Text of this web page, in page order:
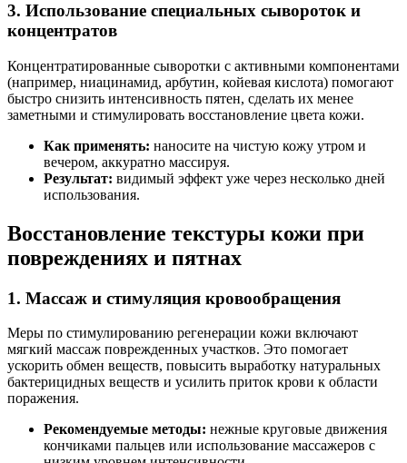
3. Использование специальных сывороток и
концентратов
Концентратированные сыворотки с активными компонентами
(например, ниацинамид, арбутин, койевая кислота) помогают
быстро снизить интенсивность пятен, сделать их менее
заметными и стимулировать восстановление цвета кожи.
Как применять: наносите на чистую кожу утром и
вечером, аккуратно массируя.
Результат: видимый эффект уже через несколько дней
использования.
Восстановление текстуры кожи при
повреждениях и пятнах
1. Массаж и стимуляция кровообращения
Меры по стимулированию регенерации кожи включают
мягкий массаж поврежденных участков. Это помогает
ускорить обмен веществ, повысить выработку натуральных
бактерицидных веществ и усилить приток крови к области
поражения.
Рекомендуемые методы: нежные круговые движения
кончиками пальцев или использование массажеров с